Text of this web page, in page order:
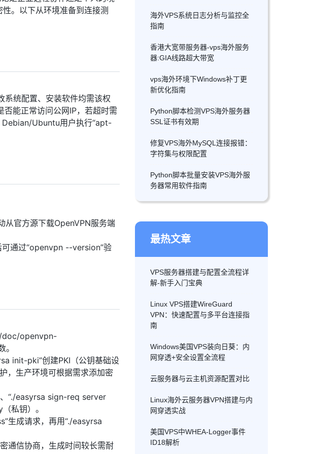
。以下从环境准备到连接测
统配置、安装软件均需该权
能正常访问公网IP，若超时需
Debian/Ubuntu用户执行“apt-
官方源下载OpenVPN服务端
通过“openvpn --version”验
doc/openvpn-
init-pki”创建PKI（公钥基础设
，生产环境可根据需求添加密
“./easyrsa sign-req server
私钥）。
生成请求，再用“./easyrsa
通信协商，生成时间较长需耐
海外VPS系统日志分析与监控全
指南
香港大宽带服务器-vps海外服务
器:GIA线路超大带宽
vps海外环境下Windows补丁更
新优化指南
Python脚本检测VPS海外服务器
SSL证书有效期
修复VPS海外MySQL连接报错：
字符集与权限配置
Python脚本批量安装VPS海外服
务器常用软件指南
最热文章
VPS服务器搭建与配置全流程详
解-新手入门宝典
Linux VPS搭建WireGuard
VPN：快速配置与多平台连接指
南
Windows美国VPS装向日葵：内
网穿透+安全设置全流程
云服务器与云主机资源配置对比
Linux海外云服务器VPN搭建与内
网穿透实战
美国VPS中WHEA-Logger事件
ID18解析